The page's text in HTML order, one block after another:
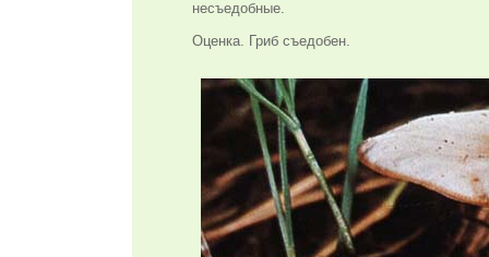
несъедобные.
Оценка. Гриб съедобен.